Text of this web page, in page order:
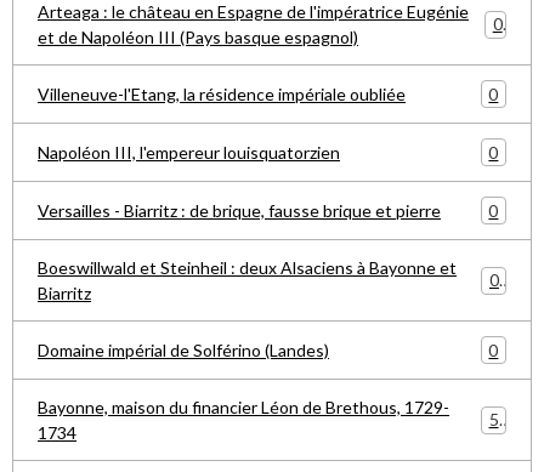
Arteaga : le château en Espagne de l'impératrice Eugénie
et de Napoléon III (Pays basque espagnol)
0
Villeneuve-l'Etang, la résidence impériale oubliée 0
Napoléon III, l'empereur louisquatorzien 0
Versailles - Biarritz : de brique, fausse brique et pierre 0
Boeswillwald et Steinheil : deux Alsaciens à Bayonne et
Biarritz
0
Domaine impérial de Solférino (Landes) 0
Bayonne, maison du financier Léon de Brethous, 1729-
1734
5